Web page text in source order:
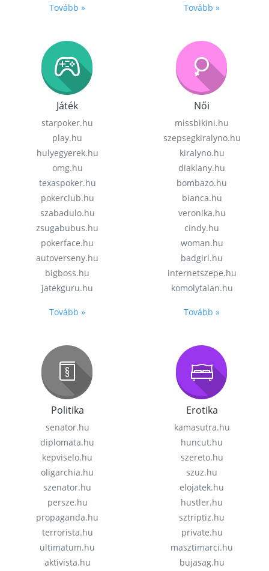
Tovább » Tovább »
Játék
starpoker.hu
play.hu
hulyegyerek.hu
omg.hu
texaspoker.hu
pokerclub.hu
szabadulo.hu
zsugabubus.hu
pokerface.hu
autoverseny.hu
bigboss.hu
jatekguru.hu
Tovább »
Női
missbikini.hu
szepsegkiralyno.hu
kiralyno.hu
diaklany.hu
bombazo.hu
bianca.hu
veronika.hu
cindy.hu
woman.hu
badgirl.hu
internetszepe.hu
komolytalan.hu
Tovább »
Politika
senator.hu
diplomata.hu
kepviselo.hu
oligarchia.hu
szenator.hu
persze.hu
propaganda.hu
terrorista.hu
ultimatum.hu
aktivista.hu
Erotika
kamasutra.hu
huncut.hu
szereto.hu
szuz.hu
elojatek.hu
hustler.hu
sztriptiz.hu
private.hu
masztimarci.hu
bujasag.hu